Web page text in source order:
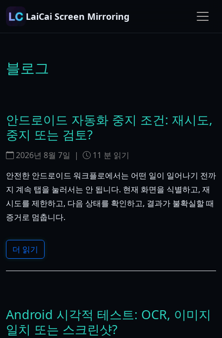
LaiCai Screen Mirroring
블로그
안드로이드 자동화 중지 조건: 재시도,
중지 또는 검토?
2026년 8월 7일 | 11 분 읽기
안전한 안드로이드 워크플로에서는 어떤 일이 일어나기 전까
지 계속 탭을 눌러서는 안 됩니다. 현재 화면을 식별하고, 재
시도를 제한하고, 다음 상태를 확인하고, 결과가 불확실할 때
증거로 멈춥니다.
더 읽기
Android 시각적 테스트: OCR, 이미지
일치 또는 스크린샷?